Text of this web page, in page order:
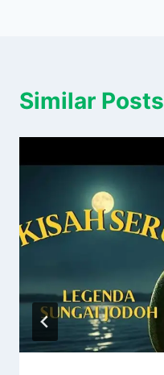
Similar Posts